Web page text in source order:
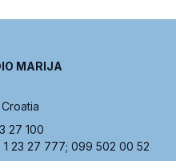
MARIJA
27 100
1 23 27 777; 099 502 00 52